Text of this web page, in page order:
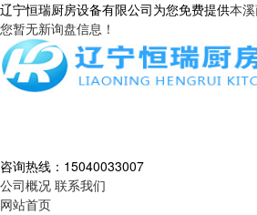
辽宁恒瑞厨房设备有限公司为您免费提供本
您暂无新询盘信息！
咨询热线： 15040033007
公司概况 联系我们
网站首页